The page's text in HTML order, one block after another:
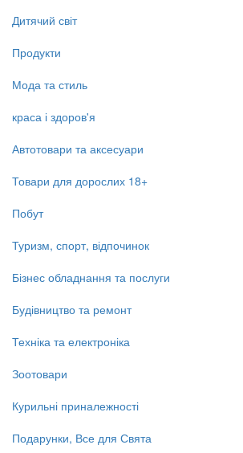
Дитячий світ
Продукти
Мода та стиль
краса і здоров'я
Автотовари та аксесуари
Товари для дорослих 18+
Побут
Туризм, спорт, відпочинок
Бізнес обладнання та послуги
Будівництво та ремонт
Техніка та електроніка
Зоотовари
Курильні приналежності
Подарунки, Все для Свята